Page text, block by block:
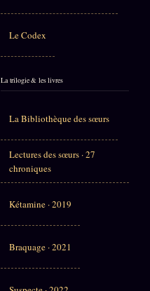
Le Codex
La trilogie & les livres
La Bibliothèque des sœurs
Lectures des sœurs · 27
chroniques
Kétamine · 2019
Braquage · 2021